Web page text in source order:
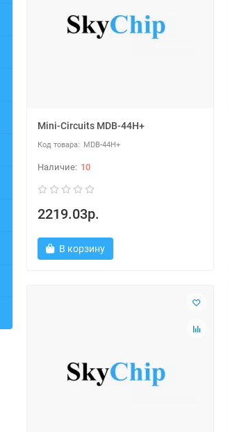
Mini-Circuits MDB-44H+
MDB-44H+
10
2219.03р.
В корзину